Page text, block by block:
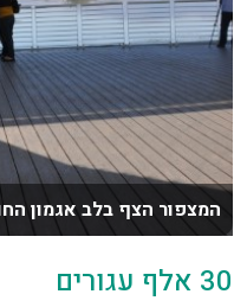
המצפור הצף בלב אגמון
30 אלף עגורים